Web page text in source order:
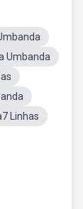
Umbanda
Linhas